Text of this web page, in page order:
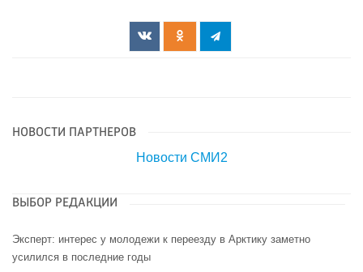
НОВОСТИ ПАРТНЕРОВ
Новости СМИ2
ВЫБОР РЕДАКЦИИ
Эксперт: интерес у молодежи к переезду в Арктику заметно
усилился в последние годы